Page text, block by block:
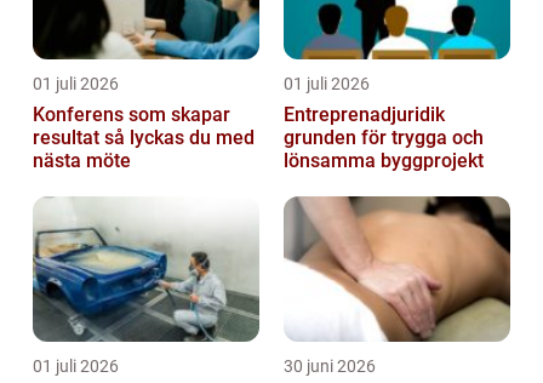
01 juli 2026
Konferens som skapar
resultat så lyckas du med
nästa möte
01 juli 2026
Entreprenadjuridik
grunden för trygga och
lönsamma byggprojekt
01 juli 2026 30 juni 2026